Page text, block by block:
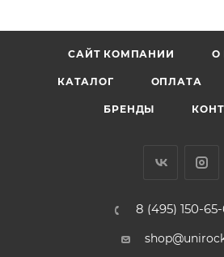
Мощность (л.с.) – 1/2
Напряжение – 220-240V
Потребляемая мощность (макс.) -
Тип мотора – магнитно-
Дробильные кулачки/диск –
Корпус – высокопрочный
Защитный экран
САЙТ КОМПАНИИ О
КАТАЛОГ ОПЛАТА
БРЕНДЫ
8 (495) 150-65-